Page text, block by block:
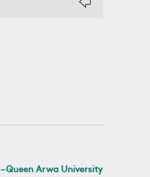
Queen Arwa University